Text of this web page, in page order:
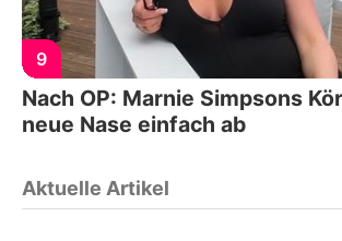
9
Nach OP: Marnie Simpsons
neue Nase einfach ab
Aktuelle Artikel